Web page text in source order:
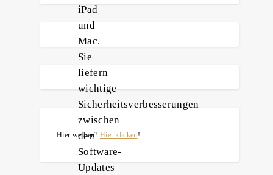
iPad
und
Mac.
Sie
liefern
wichtige
Sicherheitsverbesserungen
zwischen
den
Software-
Updates
Hier werben? Hier klicken!